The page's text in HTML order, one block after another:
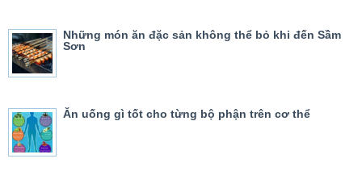
Những món ăn đặc sản không thể bỏ khi đến Sầm
Sơn
Ăn uống gì tốt cho từng bộ phận trên cơ thể